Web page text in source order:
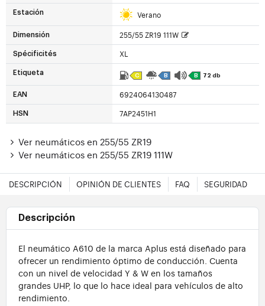
Estación Verano
Dimensión 255/55 ZR19 111W
Spécificités XL
Etiqueta C B B 72 db
EAN 6924064130487
HSN 7AP2451H1
Ver neumáticos en 255/55 ZR19
Ver neumáticos en 255/55 ZR19 111W
DESCRIPCIÓN OPINIÓN DE CLIENTES FAQ SEGURIDAD
Descripción
El neumático A610 de la marca Aplus está diseñado para
ofrecer un rendimiento óptimo de conducción. Cuenta
con un nivel de velocidad Y & W en los tamaños
grandes UHP, lo que lo hace ideal para vehículos de alto
rendimiento.